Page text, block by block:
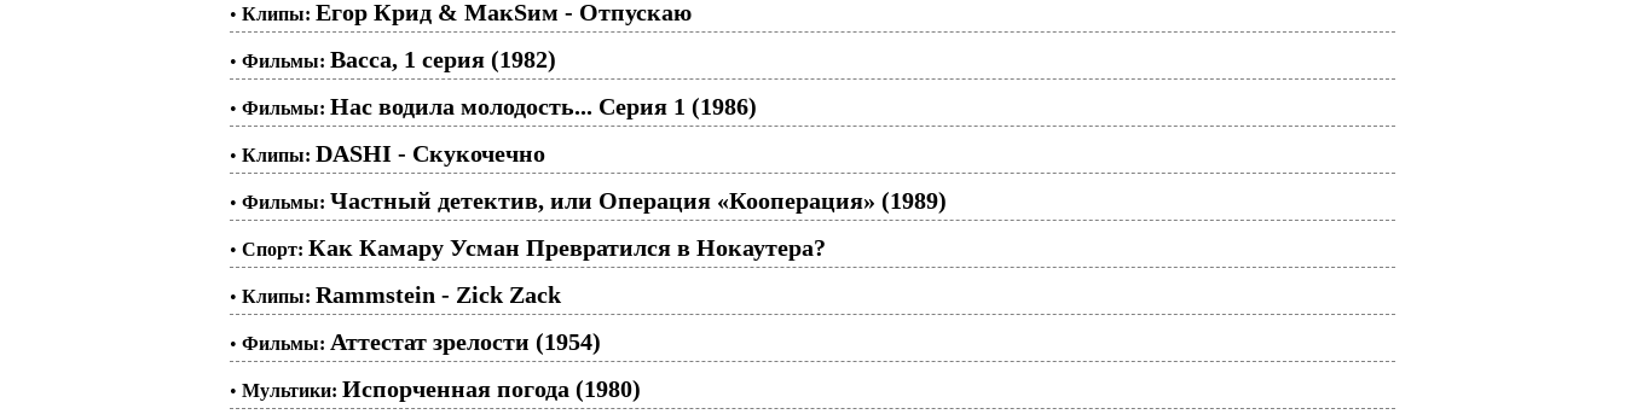
• Клипы: Егор Крид & МакSим - Отпускаю
• Фильмы: Васса, 1 серия (1982)
• Фильмы: Нас водила молодость... Серия 1 (1986)
• Клипы: DASHI - Скукочечно
• Фильмы: Частный детектив, или Операция «Кооперация» (1989)
• Спорт: Как Камару Усман Превратился в Нокаутера?
• Клипы: Rammstein - Zick Zack
• Фильмы: Аттестат зрелости (1954)
• Мультики: Испорченная погода (1980)